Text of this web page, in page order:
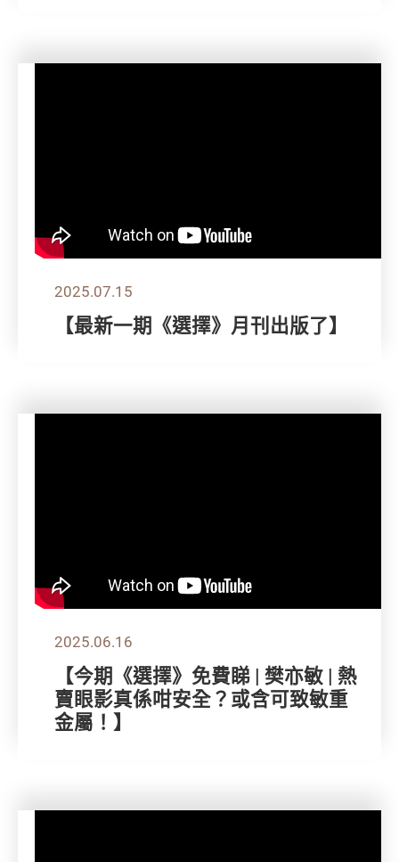
2025.07.15
【最新一期《選擇》月刊出版了】
2025.06.16
【今期《選擇》免費睇 | 樊亦敏 | 熱
賣眼影真係咁安全？或含可致敏重
金屬！】